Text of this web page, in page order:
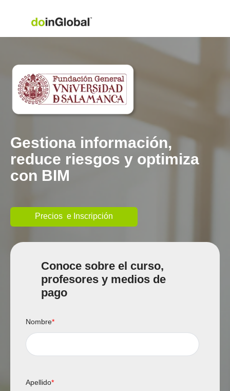
Gestiona información,
reduce riesgos y optimiza
con BIM
Precios e Inscripción
Conoce sobre el curso,
profesores y medios de
pago
Nombre*
Apellido*